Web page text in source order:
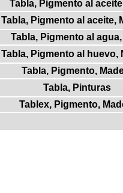
Tabla, Pigmento al
Tabla, Pigmento al aceite,
Tabla, Pigmento al
Tabla, Pigmento al huevo,
Tabla, Pigmento,
Tabla, Pinturas
Tablex, Pigmento,